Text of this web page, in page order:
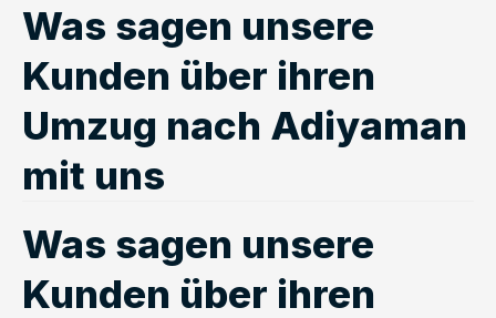
Was sagen unsere
Kunden über ihren
Umzug nach Adiyaman
mit uns
Was sagen unsere
Kunden über ihren